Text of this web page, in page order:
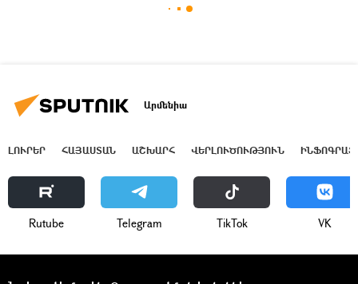
Արմենիա
ԼՈՒՐԵՐ ՀԱՅԱՍՏԱՆ ԱՇԽԱՐՀ ՎԵՐԼՈՒԾՈՒԹՅՈՒՆ
Rutube Telegram ТikТоk VK